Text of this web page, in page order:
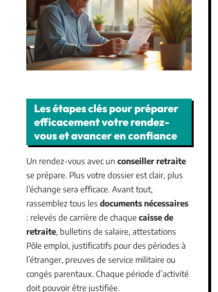
Les étapes clés pour préparer
efficacement votre rendez-
vous et avancer en confiance
Un rendez-vous avec un conseiller retraite
se prépare. Plus votre dossier est clair, plus
l’échange sera efficace. Avant tout,
rassemblez tous les documents nécessaires
: relevés de carrière de chaque caisse de
retraite, bulletins de salaire, attestations
Pôle emploi, justificatifs pour des périodes à
l’étranger, preuves de service militaire ou
congés parentaux. Chaque période d’activité
doit pouvoir être justifiée.